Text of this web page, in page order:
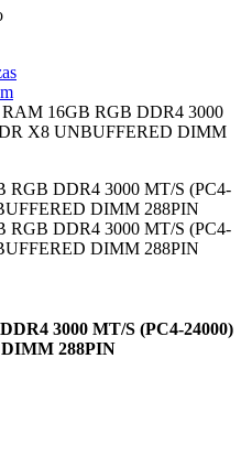
16GB RGB DDR4 3000
X8 UNBUFFERED DIMM
3000 MT/S (PC4-24000)
288PIN